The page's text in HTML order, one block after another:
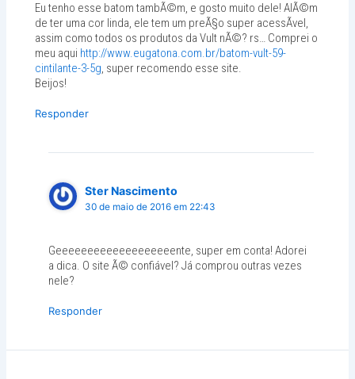
Eu tenho esse batom tambÃ©m, e gosto muito dele! AlÃ©m
de ter uma cor linda, ele tem um preÃ§o super acessÃ­vel,
assim como todos os produtos da Vult nÃ©? rs… Comprei o
meu aqui http://www.eugatona.com.br/batom-vult-59-
cintilante-3-5g, super recomendo esse site.
Beijos!
Responder
Ster Nascimento
30 de maio de 2016 em 22:43
Geeeeeeeeeeeeeeeeeeente, super em conta! Adorei
a dica. O site Ã© confiável? Já comprou outras vezes
nele?
Responder